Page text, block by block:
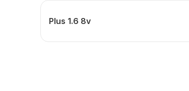
Plus 1.6 8v